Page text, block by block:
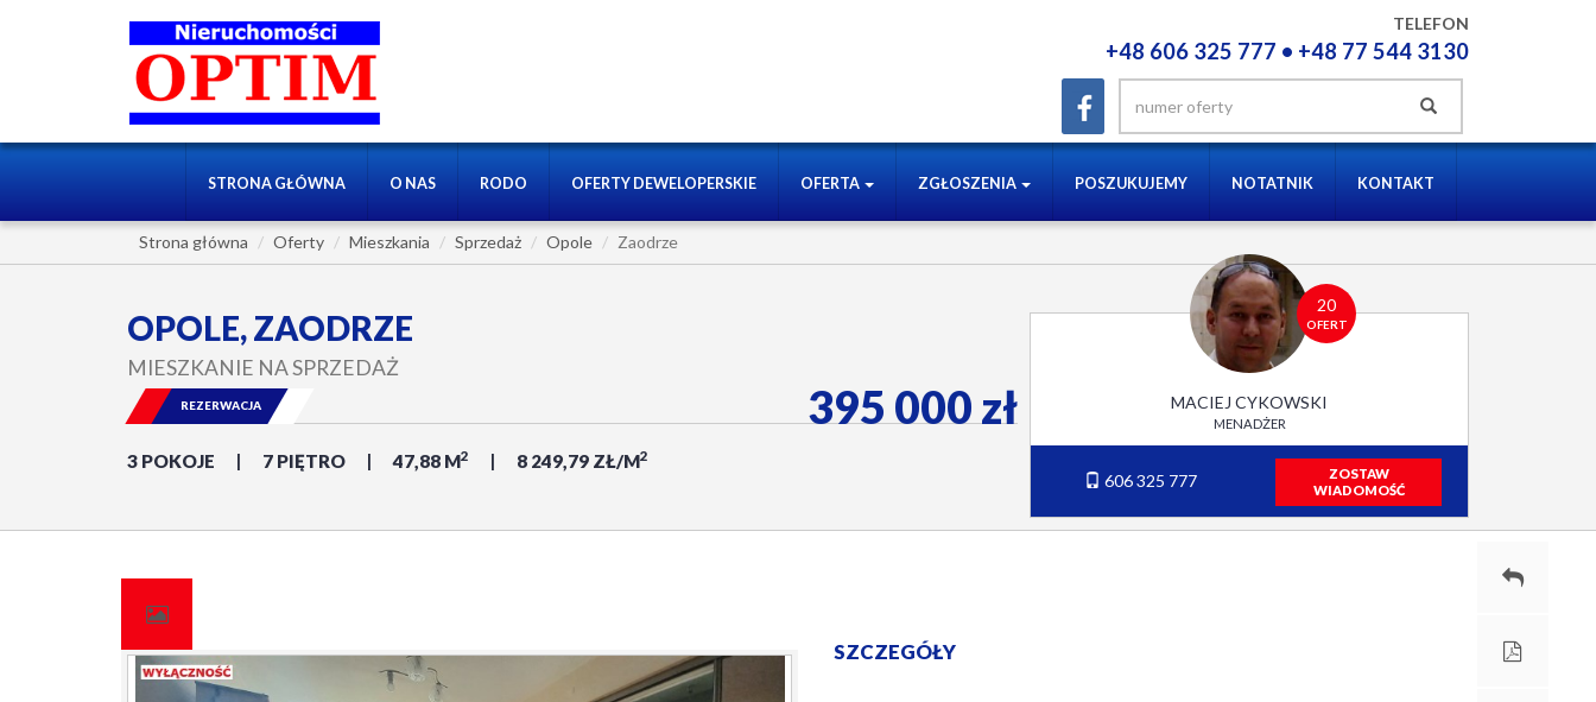
TELEFON
+48 606 325 777 • +48 77 544 3130
STRONA GŁÓWNA O NAS RODO OFERTY DEWELOPERSKIE OFERTA ZGŁOSZENIA POSZUKUJEMY NOTATNIK KONTAKT
Strona główna Oferty Mieszkania Sprzedaż Opole Zaodrze
OPOLE, ZAODRZE
MIESZKANIE NA SPRZEDAŻ
3 POKOJE 7 PIĘTRO 47,88 M2 8 249,79 ZŁ/M2
395 000 zł
REZERWACJA
20
OFERT
MACIEJ CYKOWSKI
MENADŻER
606 325 777
ZOSTAW
WIADOMOŚĆ
SZCZEGÓŁY